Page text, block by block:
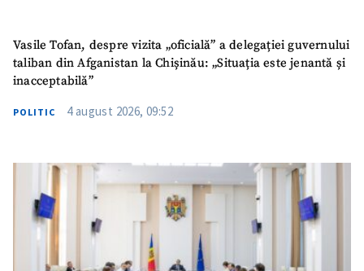
Vasile Tofan, despre vizita „oficială” a delegației guvernului
taliban din Afganistan la Chișinău: „Situația este jenantă și
inacceptabilă”
POLITIC 4 august 2026, 09:52